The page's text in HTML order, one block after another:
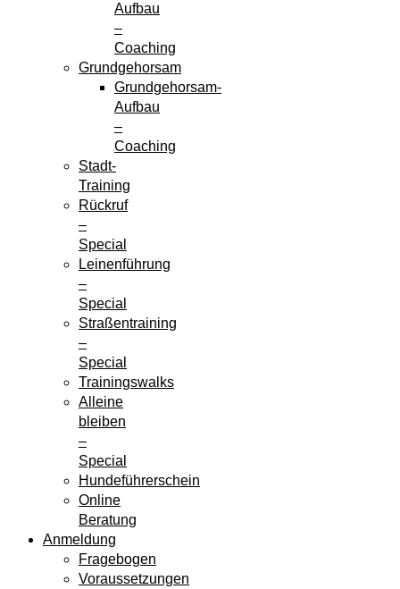
Aufbau
–
Coaching
Grundgehorsam
Grundgehorsam-
Aufbau
–
Coaching
Stadt-
Training
Rückruf
–
Special
Leinenführung
–
Special
Straßentraining
–
Special
Trainingswalks
Alleine
bleiben
–
Special
Hundeführerschein
Online
Beratung
Anmeldung
Fragebogen
Voraussetzungen